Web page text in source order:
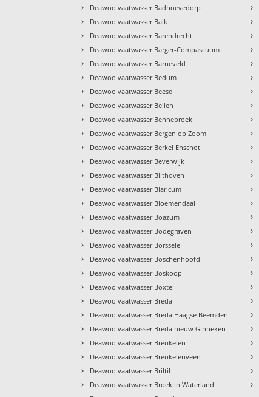
› Deawoo vaatwasser Badhoevedorp
› Deawoo vaatwasser Balk
› Deawoo vaatwasser Barendrecht
› Deawoo vaatwasser Barger-Compascuum
› Deawoo vaatwasser Barneveld
› Deawoo vaatwasser Bedum
› Deawoo vaatwasser Beesd
› Deawoo vaatwasser Beilen
› Deawoo vaatwasser Bennebroek
› Deawoo vaatwasser Bergen op Zoom
› Deawoo vaatwasser Berkel Enschot
› Deawoo vaatwasser Beverwijk
› Deawoo vaatwasser Bilthoven
› Deawoo vaatwasser Blaricum
› Deawoo vaatwasser Bloemendaal
› Deawoo vaatwasser Boazum
› Deawoo vaatwasser Bodegraven
› Deawoo vaatwasser Borssele
› Deawoo vaatwasser Boschenhoofd
› Deawoo vaatwasser Boskoop
› Deawoo vaatwasser Boxtel
› Deawoo vaatwasser Breda
› Deawoo vaatwasser Breda Haagse Beemden
› Deawoo vaatwasser Breda nieuw Ginneken
› Deawoo vaatwasser Breukelen
› Deawoo vaatwasser Breukelenveen
› Deawoo vaatwasser Briltil
› Deawoo vaatwasser Broek in Waterland
›
›
›
›
›
›
›
›
›
›
›
›
›
›
›
›
›
›
›
›
›
›
›
›
›
›
›
›